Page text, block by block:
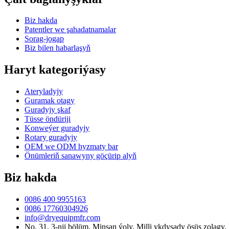
Biz hakda
Patentler we şahadatnamalar
Sorag-jogap
Biz bilen habarlaşyň
Haryt kategoriýasy
Ateryladyjy
Guramak otagy
Guradyjy şkaf
Tüsse öndüriji
Konweýer guradyjy
Rotary guradyjy
OEM we ODM hyzmaty bar
Önümleriň sanawyny göçürip alyň
Biz hakda
0086 400 9955163
0086 17760304926
info@dryequipmfr.com
No. 31, 3-nji bölüm, Minşan ýoly, Milli ykdysady ösüş zolagy,